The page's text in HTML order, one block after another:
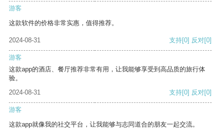
游客
这款软件的价格非常实惠，值得推荐。
2024-08-31 支持[0] 反对[0]
游客
这款app的酒店、餐厅推荐非常有用，让我能够享受到高品质的旅行体
验。
2024-08-31
支持[0] 反对[0]
游客
这款app就像我的社交平台，让我能够与志同道合的朋友一起交流。